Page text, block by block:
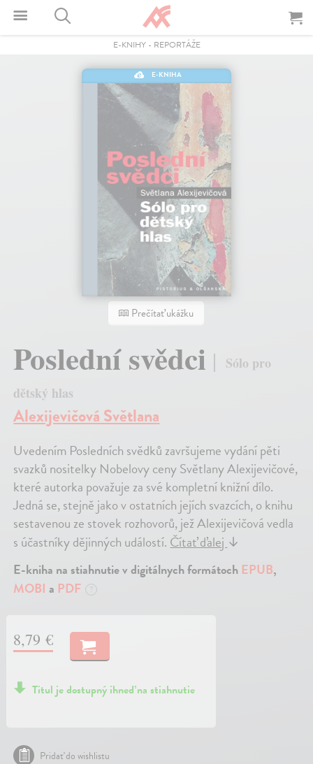
E-KNIHY- REPORTÁŽE
E-KNIHA
Prečítať ukážku
Poslední svědci
Sólo pro
dětský hlas
Alexijevičová Světlana
Uvedením Posledních svědků završujeme vydání pěti
svazků nositelky Nobelovy ceny Světlany Alexijevičové,
které autorka považuje za své kompletní knižní dílo.
Jedná se, stejně jako v ostatních jejích svazcích, o knihu
sestavenou ze stovek rozhovorů, jež Alexijevičová vedla
s účastníky dějinných událostí. Čítať ďalej ↓
E-kniha na stiahnutie v digitálnych formátoch EPUB,
MOBI a PDF ?
8,79 €
Titul je dostupný ihneď na stiahnutie
Pridať do wishlistu